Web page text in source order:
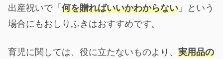
出産祝いで「 何を贈ればいいかわからない 」という
場合にもおしりふきはおすすめです。
育児に関しては、役に立たないものより、 実用品の